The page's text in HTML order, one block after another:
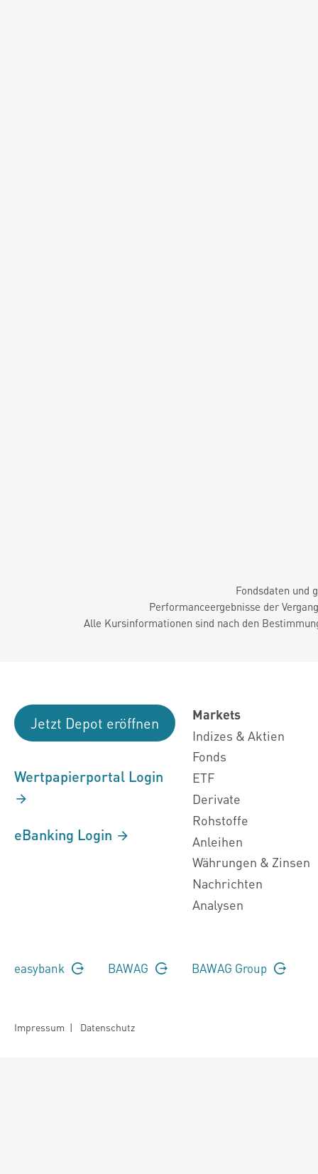
Fondsdaten und
Performanceergebnisse der
Alle Kursinformationen sind nach den
Jetzt Depot eröffnen
Wertpapierportal Login
eBanking Login
Markets
Indizes & Aktien
Fonds
ETF
Derivate
Rohstoffe
Anleihen
Währungen & Zinsen
Nachrichten
Analysen
easybank BAWAG BAWAG Group
Impressum | Datenschutz